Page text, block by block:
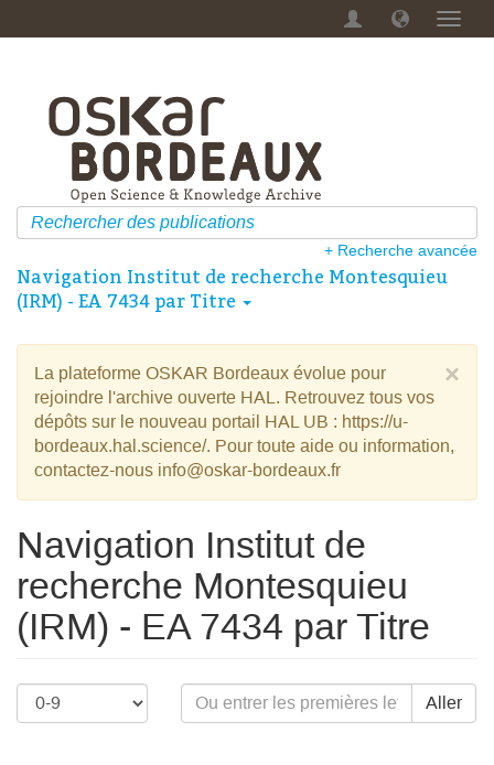
Menu
+ Recherche avancée
Navigation Institut de recherche Montesquieu
(IRM) - EA 7434 par Titre
×
La plateforme OSKAR Bordeaux évolue pour
rejoindre l'archive ouverte HAL. Retrouvez tous vos
dépôts sur le nouveau portail HAL UB : https://u-
bordeaux.hal.science/. Pour toute aide ou information,
contactez-nous info@oskar-bordeaux.fr
Navigation Institut de
recherche Montesquieu
(IRM) - EA 7434 par Titre
Aller